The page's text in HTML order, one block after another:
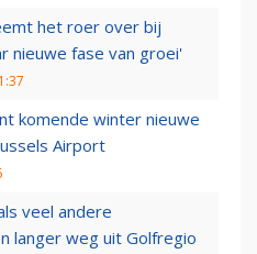
het roer over bij
nieuwe fase van groei'
komende winter nieuwe
Airport
veel andere
langer weg uit Golfregio